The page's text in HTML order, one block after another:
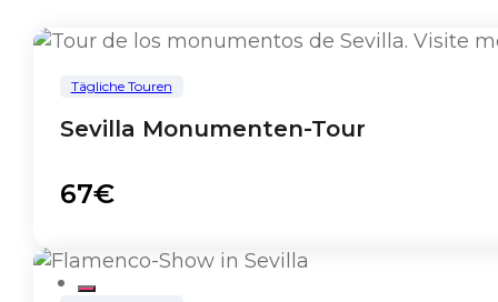
Tägliche Touren
Sevilla Monumenten-Tour
67€